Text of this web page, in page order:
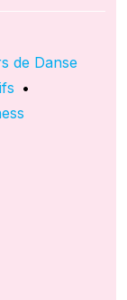
de Danse
•